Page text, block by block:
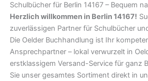
Schulbücher für Berlin 14167 – Bequem
Herzlich willkommen in Berlin 14167!
zuverlässigen Partner für Schulbücher
Die Oelder Buchhandlung ist Ihr
Ansprechpartner – lokal verwurzelt in
erstklassigem Versand-Service für ganz
Sie unser gesamtes Sortiment direkt in